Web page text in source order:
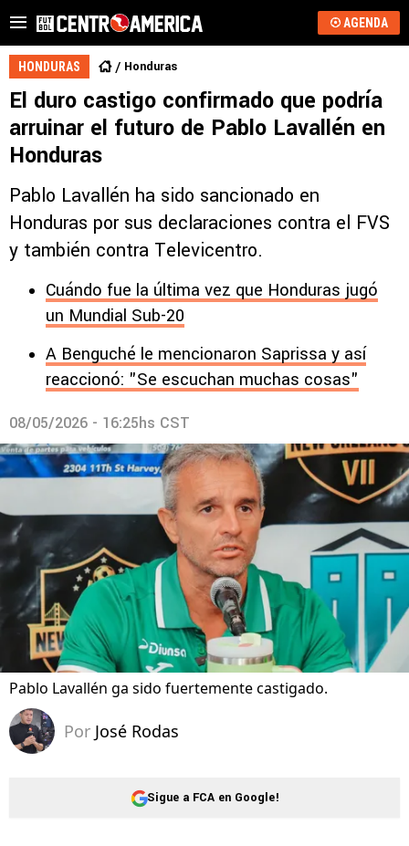
AGENDA
HONDURAS Honduras
El duro castigo confirmado que podría
arruinar el futuro de Pablo Lavallén en
Honduras
Pablo Lavallén ha sido sancionado en
Honduras por sus declaraciones contra el FVS
y también contra Televicentro.
Cuándo fue la última vez que Honduras jugó
un Mundial Sub-20
A Benguché le mencionaron Saprissa y así
reaccionó: "Se escuchan muchas cosas"
08/05/2026 - 16:25hs CST
Pablo Lavallén ga sido fuertemente castigado.
Por José Rodas
Sigue a FCA en Google!